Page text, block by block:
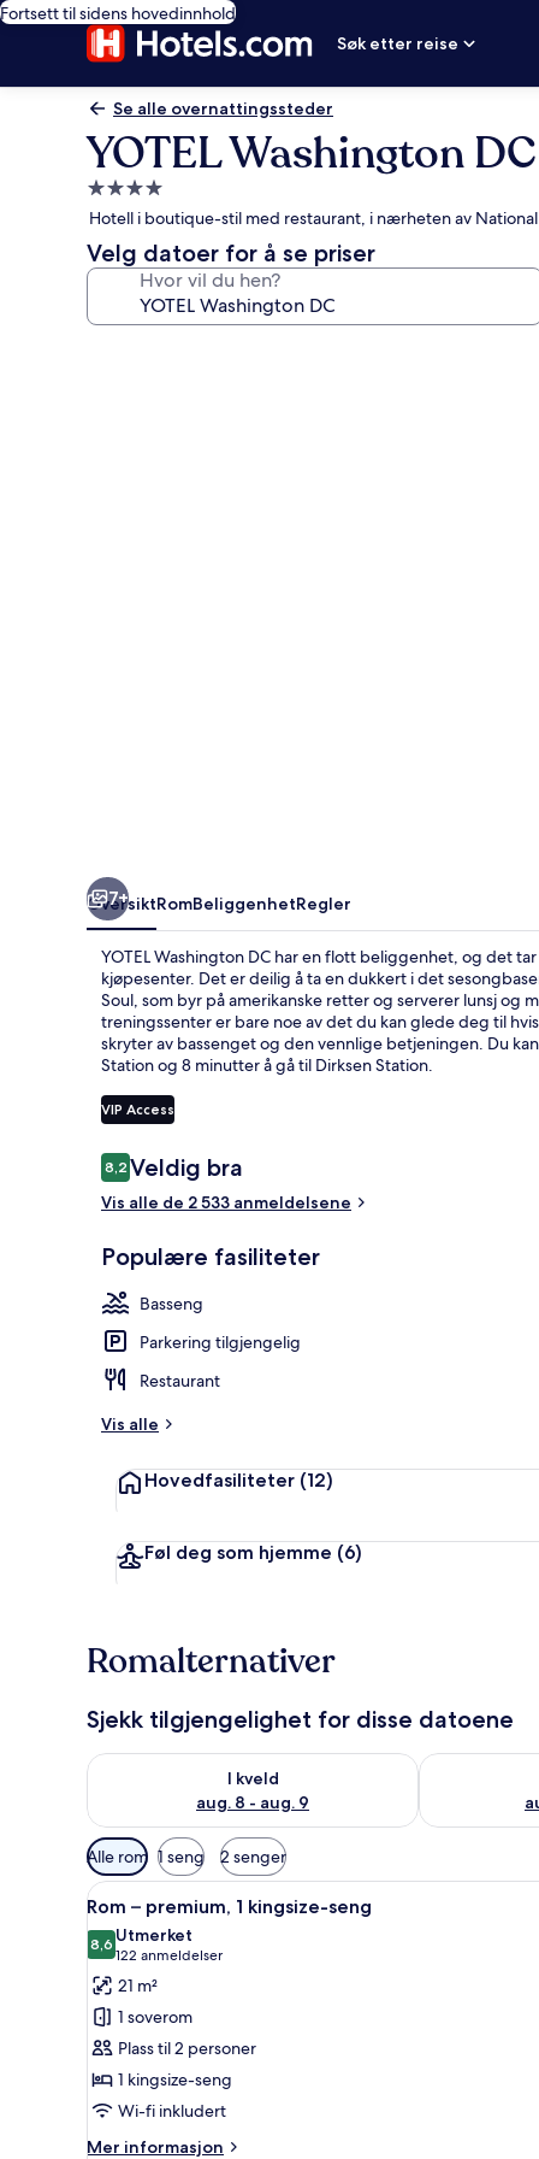
Fortsett til sidens hovedinnhold
Søk etter reise
Se alle overnattingssteder
YOTEL Washington DC
Overnattingssted
med
4.0
stjerner
Hotell i boutique-stil med restaurant, i nærheten av
Velg datoer for å se priser
Hvor vil du hen?
7+
OversiktRomBeliggenhetRegler
YOTEL Washington DC har en flott beliggenhet, og det
kjøpesenter. Det er deilig å ta en dukkert i det
Soul, som byr på amerikanske retter og serverer lunsj
treningssenter er bare noe av det du kan glede deg til
skryter av bassenget og den vennlige betjeningen. Du
Station og 8 minutter å gå til Dirksen Station.
VIP Access
Anmeldelser
8,28,2 av 10 –
Veldig bra
Vis alle de 2 533 anmeldelsene
Populære fasiliteter
Basseng
Parkering tilgjengelig
Restaurant
Vis alle
Hovedfasiliteter (12)
Føl deg som hjemme (6)
Romalternativer
Sjekk tilgjengelighet for disse datoene
I kveld
aug. 8 - aug. 9
Sjekk tilgjengelighet for i kveld, aug. 8 - aug. 9
Sjekk
Tilgjengelige
filtre
for
rom
Alle rom 1 seng 2 senger
Åpne
alle
bildene
av
Rom
–
premium,
1
kingsize-
seng
Sengetøy av topp kvalitet,
1
Rom – premium, 1 kingsize-seng
8,68,6 av 10
Utmerket
122 anmeldelser
(122
anmeldelser)
21 m²
1 soverom
Plass til 2 personer
1 kingsize-seng
Wi-fi inkludert
Mer informasjon
Mer